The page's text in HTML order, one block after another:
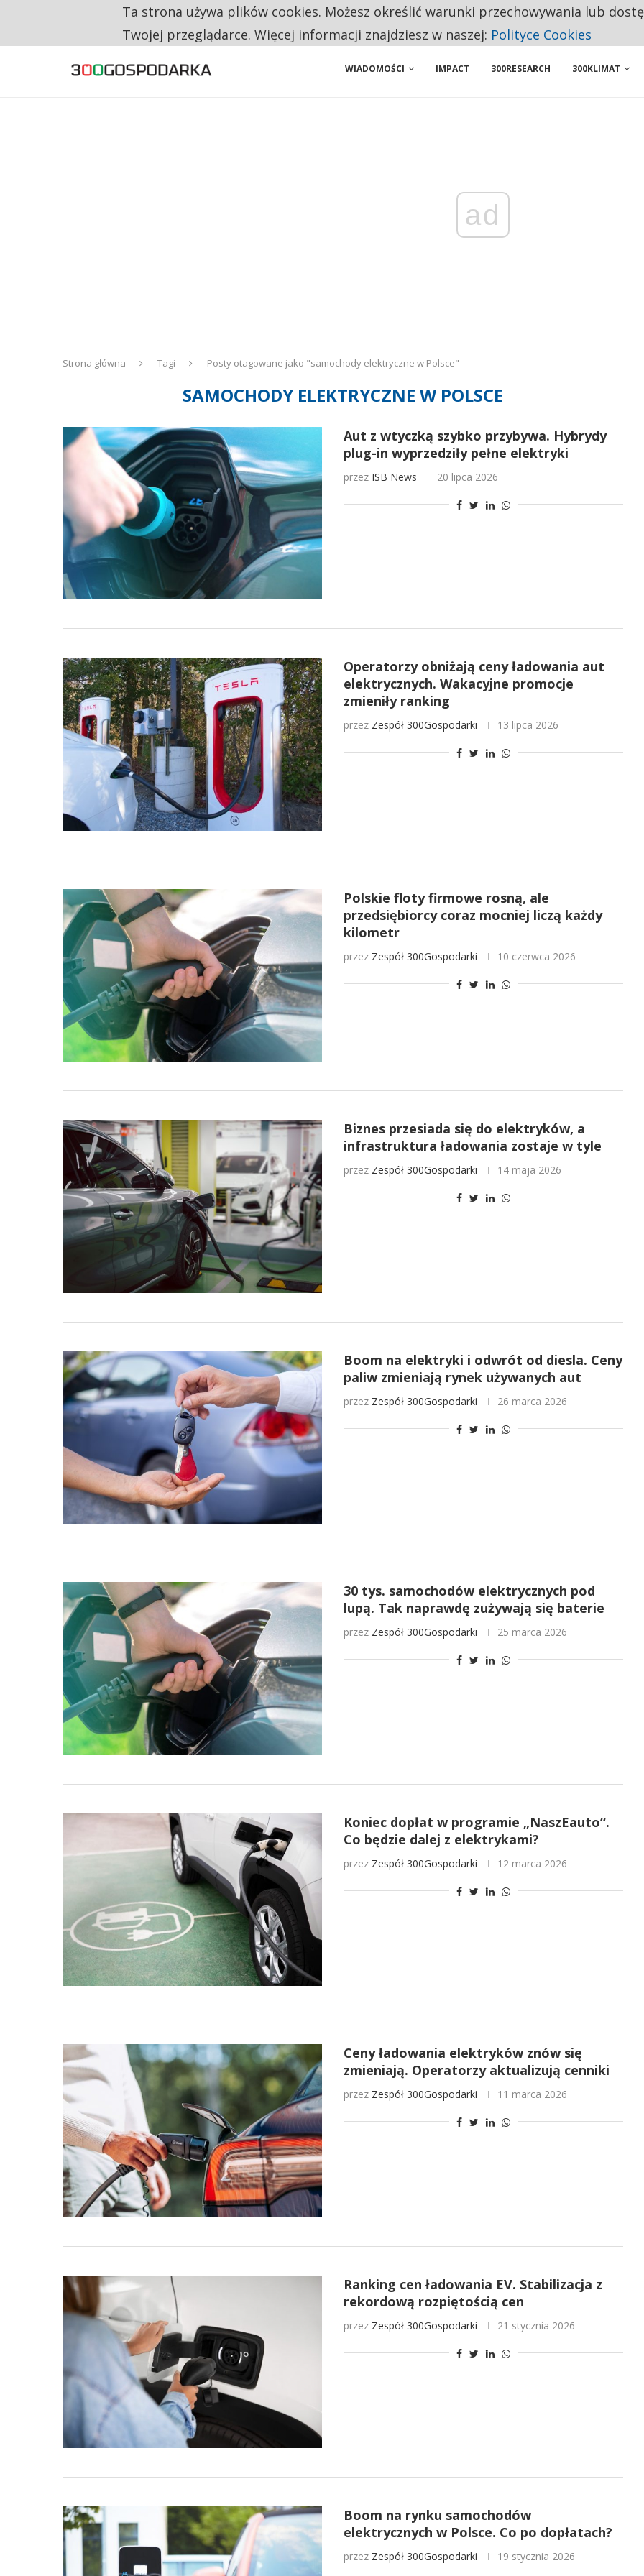
CO TRZECIĄ ZŁOTÓWKĘ Z EMERYTURY SENIORZY PRZEZNACZAJĄ NA PODSTAWOWE ZAKUPY
WIADOMOŚCI IMPACT 300RESEARCH 300KLIMAT
ad
Strona główna Tagi Posty otagowane jako "samochody elektryczne w Polsce"
SAMOCHODY ELEKTRYCZNE W POLSCE
Aut z wtyczką szybko przybywa. Hybrydy
plug-in wyprzedziły pełne elektryki
przez ISB News 20 lipca 2026
Operatorzy obniżają ceny ładowania aut
elektrycznych. Wakacyjne promocje
zmieniły ranking
przez Zespół 300Gospodarki 13 lipca 2026
Polskie floty firmowe rosną, ale
przedsiębiorcy coraz mocniej liczą każdy
kilometr
przez Zespół 300Gospodarki 10 czerwca 2026
Biznes przesiada się do elektryków, a
infrastruktura ładowania zostaje w tyle
przez Zespół 300Gospodarki 14 maja 2026
Boom na elektryki i odwrót od diesla. Ceny
paliw zmieniają rynek używanych aut
przez Zespół 300Gospodarki 26 marca 2026
30 tys. samochodów elektrycznych pod
lupą. Tak naprawdę zużywają się baterie
przez Zespół 300Gospodarki 25 marca 2026
Koniec dopłat w programie „NaszEauto“.
Co będzie dalej z elektrykami?
przez Zespół 300Gospodarki 12 marca 2026
Ceny ładowania elektryków znów się
zmieniają. Operatorzy aktualizują cenniki
przez Zespół 300Gospodarki 11 marca 2026
Ranking cen ładowania EV. Stabilizacja z
rekordową rozpiętością cen
przez Zespół 300Gospodarki 21 stycznia 2026
Boom na rynku samochodów
elektrycznych w Polsce. Co po dopłatach?
przez Zespół 300Gospodarki 19 stycznia 2026
Ta strona używa plików cookies. Możesz określić warunki przechowywania lub
Twojej przeglądarce. Więcej informacji znajdziesz w naszej: Polityce Cookies